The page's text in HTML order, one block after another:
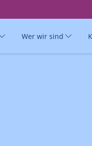
Wer wir sind